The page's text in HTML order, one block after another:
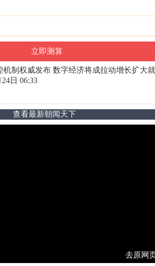
机制权威发布 数字经济将成拉动增长扩大
日 06:33
查看最新朝闻天下
去原网